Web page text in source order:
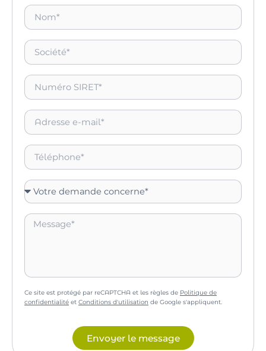
Ce site est protégé par reCAPTCHA et les règles de Politique de
confidentialité et Conditions d'utilisation de Google s'appliquent.
Envoyer le message